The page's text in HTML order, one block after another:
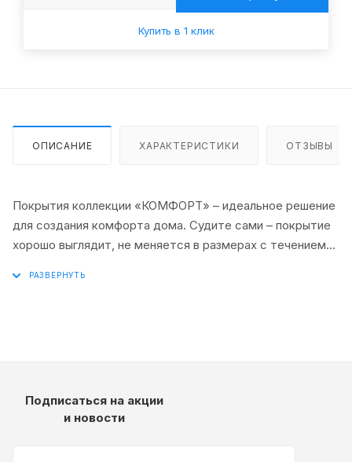
Купить в 1 клик
ОПИСАНИЕ ХАРАКТЕРИСТИКИ ОТЗЫВЫ
Покрытия коллекции «КОМФОРТ» – идеальное решение
для создания комфорта дома. Судите сами – покрытие
хорошо выглядит, не меняется в размерах с течением
Подписаться на акции
и новости